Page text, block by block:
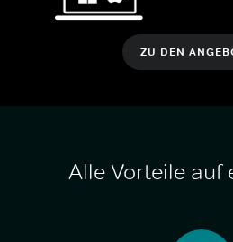
ZU DEN
Alle Vorteile auf